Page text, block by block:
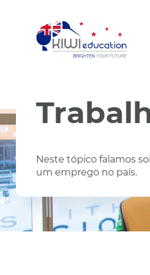
Neste tópico falamos
um emprego no país.